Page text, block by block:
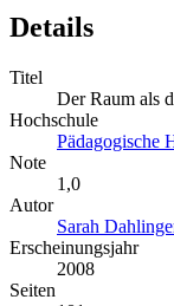
Details
Titel
Der Raum als
Hochschule
Pädagogische
Note
1,0
Autor
Sarah
Erscheinungsjahr
2008
Seiten